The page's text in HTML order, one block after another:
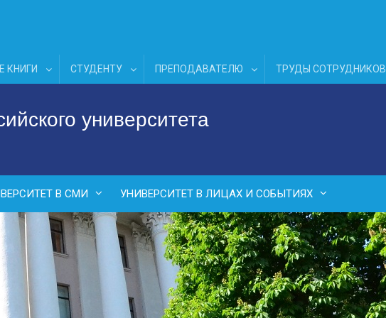
КНИГИ СТУДЕНТУ ПРЕПОДАВАТЕЛЮ ТРУДЫ СОТРУДНИКОВ
университета
В СМИ УНИВЕРСИТЕТ В ЛИЦАХ И СОБЫТИЯХ